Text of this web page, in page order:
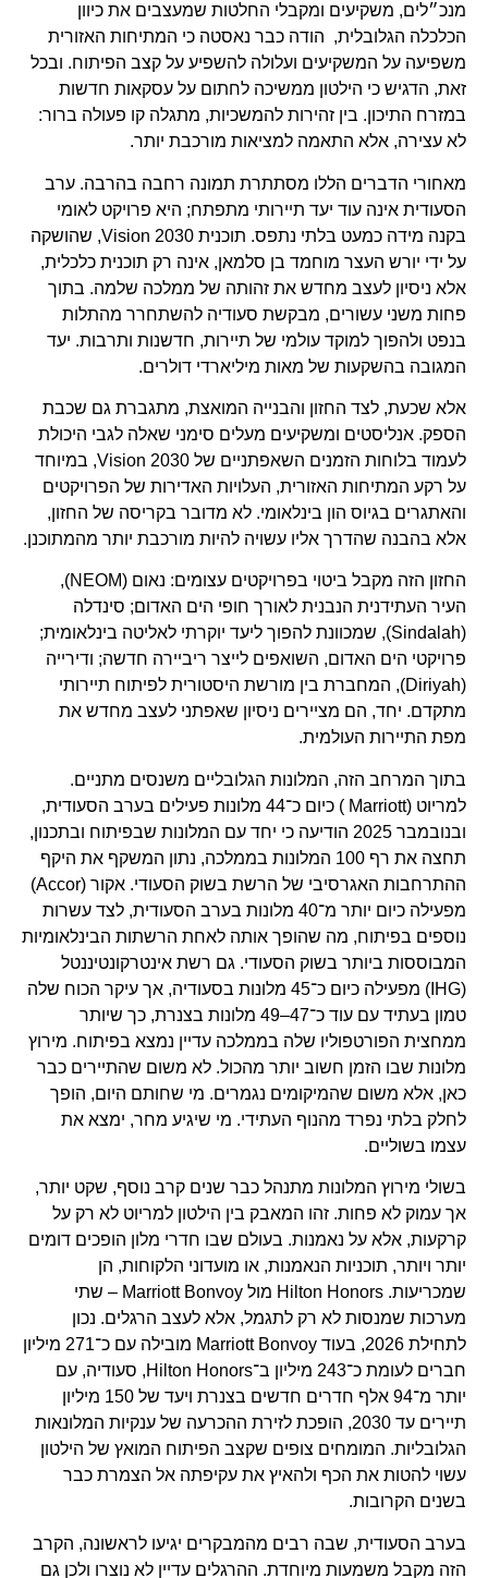
מנכ״לים, משקיעים ומקבלי החלטות שמעצבים את כיוון
הכלכלה הגלובלית, הודה כבר נאסטה כי המתיחות האזורית
משפיעה על המשקיעים ועלולה להשפיע על קצב הפיתוח. ובכל
זאת, הדגיש כי הילטון ממשיכה לחתום על עסקאות חדשות
במזרח התיכון. בין זהירות להמשכיות, מתגלה קו פעולה ברור:
לא עצירה, אלא התאמה למציאות מורכבת יותר.
מאחורי הדברים הללו מסתתרת תמונה רחבה בהרבה. ערב
הסעודית אינה עוד יעד תיירותי מתפתח; היא פרויקט לאומי
בקנה מידה כמעט בלתי נתפס. תוכנית Vision 2030, שהושקה
על ידי יורש העצר מוחמד בן סלמאן, אינה רק תוכנית כלכלית,
אלא ניסיון לעצב מחדש את זהותה של ממלכה שלמה. בתוך
פחות משני עשורים, מבקשת סעודיה להשתחרר מהתלות
בנפט ולהפוך למוקד עולמי של תיירות, חדשנות ותרבות. יעד
המגובה בהשקעות של מאות מיליארדי דולרים.
אלא שכעת, לצד החזון והבנייה המואצת, מתגברת גם שכבת
הספק. אנליסטים ומשקיעים מעלים סימני שאלה לגבי היכולת
לעמוד בלוחות הזמנים השאפתניים של Vision 2030, במיוחד
על רקע המתיחות האזורית, העלויות האדירות של הפרויקטים
והאתגרים בגיוס הון בינלאומי. לא מדובר בקריסה של החזון,
אלא בהבנה שהדרך אליו עשויה להיות מורכבת יותר מהמתוכנן.
החזון הזה מקבל ביטוי בפרויקטים עצומים: נאום (NEOM),
העיר העתידנית הנבנית לאורך חופי הים האדום; סינדלה
(Sindalah), שמכוונת להפוך ליעד יוקרתי לאליטה בינלאומית;
פרויקטי הים האדום, השואפים לייצר ריביירה חדשה; ודירייה
(Diriyah), המחברת בין מורשת היסטורית לפיתוח תיירותי
מתקדם. יחד, הם מציירים ניסיון שאפתני לעצב מחדש את
מפת התיירות העולמית.
בתוך המרחב הזה, המלונות הגלובליים משנסים מתניים.
למריוט (Marriott ) כיום כ־44 מלונות פעילים בערב הסעודית,
ובנובמבר 2025 הודיעה כי יחד עם המלונות שבפיתוח ובתכנון,
תחצה את רף 100 המלונות בממלכה, נתון המשקף את היקף
ההתרחבות האגרסיבי של הרשת בשוק הסעודי. אקור (Accor)
מפעילה כיום יותר מ־40 מלונות בערב הסעודית, לצד עשרות
נוספים בפיתוח, מה שהופך אותה לאחת הרשתות הבינלאומיות
המבוססות ביותר בשוק הסעודי. גם רשת אינטרקונטיננטל
(IHG) מפעילה כיום כ־45 מלונות בסעודיה, אך עיקר הכוח שלה
טמון בעתיד עם עוד כ־47–49 מלונות בצנרת, כך שיותר
ממחצית הפורטפוליו שלה בממלכה עדיין נמצא בפיתוח. מירוץ
מלונות שבו הזמן חשוב יותר מהכול. לא משום שהתיירים כבר
כאן, אלא משום שהמיקומים נגמרים. מי שחותם היום, הופך
לחלק בלתי נפרד מהנוף העתידי. מי שיגיע מחר, ימצא את
עצמו בשוליים.
בשולי מירוץ המלונות מתנהל כבר שנים קרב נוסף, שקט יותר,
אך עמוק לא פחות. זהו המאבק בין הילטון למריוט לא רק על
קרקעות, אלא על נאמנות. בעולם שבו חדרי מלון הופכים דומים
יותר ויותר, תוכניות הנאמנות, או מועדוני הלקוחות, הן
שמכריעות. Hilton Honors מול Marriott Bonvoy – שתי
מערכות שמנסות לא רק לתגמל, אלא לעצב הרגלים. נכון
לתחילת 2026, בעוד Marriott Bonvoy מובילה עם כ־271 מיליון
חברים לעומת כ־243 מיליון ב־Hilton Honors, סעודיה, עם
יותר מ־94 אלף חדרים חדשים בצנרת ויעד של 150 מיליון
תיירים עד 2030, הופכת לזירת ההכרעה של ענקיות המלונאות
הגלובליות. המומחים צופים שקצב הפיתוח המואץ של הילטון
עשוי להטות את הכף ולהאיץ את עקיפתה אל הצמרת כבר
בשנים הקרובות.
בערב הסעודית, שבה רבים מהמבקרים יגיעו לראשונה, הקרב
הזה מקבל משמעות מיוחדת. ההרגלים עדיין לא נוצרו ולכן גם